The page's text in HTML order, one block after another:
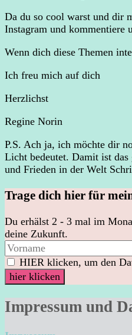
Da du so cool warst und dir
Instagram und kommentiere
Wenn dich diese Themen
Ich freu mich auf dich
Herzlichst
Regine Norin
P.S. Ach ja, ich möchte dir
Licht bedeutet. Damit ist
und Frieden in der Welt
Trage dich hier für
Du erhälst 2 - 3 mal im
deine Zukunft.
HIER klicken, um den
Impressum und